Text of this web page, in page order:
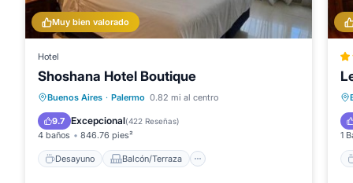
Muy bien valorado
Hotel
Shoshana Hotel Boutique
Buenos Aires · Palermo 0.82 mi al centro
9.7 Excepcional(422 Reseñas)
4 baños 846.76 pies²
Desayuno Balcón/Terraza
Desayuno
Balcón/Terraza
Aire acondicionado
1